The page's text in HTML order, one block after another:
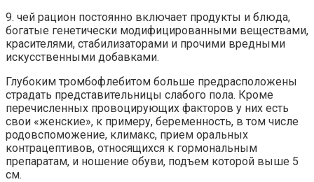
9. чей рацион постоянно включает продукты и блюда,
богатые генетически модифицированными веществами,
красителями, стабилизаторами и прочими вредными
искусственными добавками.
Глубоким тромбофлебитом больше предрасположены
страдать представительницы слабого пола. Кроме
перечисленных провоцирующих факторов у них есть
свои «женские», к примеру, беременность, в том числе
родовспоможение, климакс, прием оральных
контрацептивов, относящихся к гормональным
препаратам, и ношение обуви, подъем которой выше 5
см.